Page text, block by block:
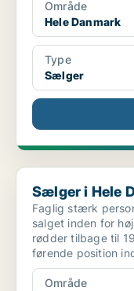
Område
Hele Danmark
Type
Sælger
Sælger i Hele Danmark
Sælger i Hele
Faglig stærk
salget inden for
rødder tilbage til
førende position
Område